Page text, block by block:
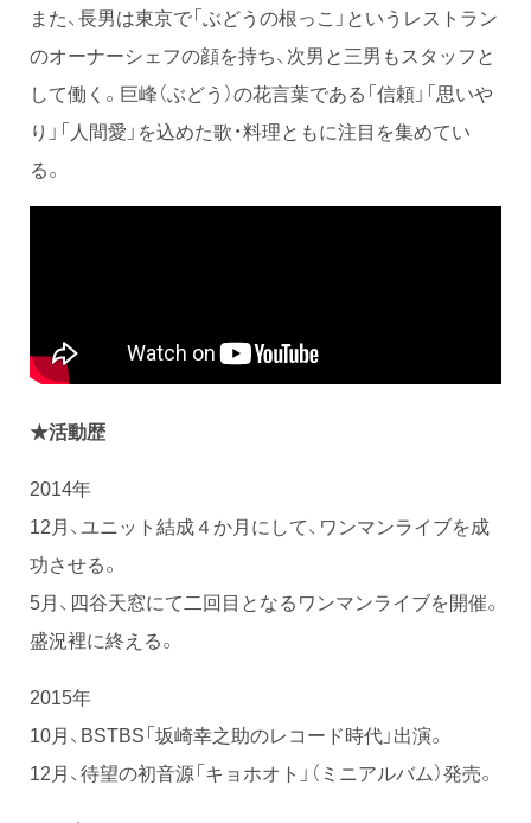
また、長男は東京で「ぶどうの根っこ」というレストラン
のオーナーシェフの顔を持ち、次男と三男もスタッフと
して働く。巨峰（ぶどう）の花言葉である「信頼」「思いや
り」「人間愛」を込めた歌・料理ともに注目を集めてい
る。
★活動歴
2014年
12月、ユニット結成４か月にして、ワンマンライブを成
功させる。
5月、四谷天窓にて二回目となるワンマンライブを開催。
盛況裡に終える。
2015年
10月、BSTBS「坂崎幸之助のレコード時代」出演。
12月、待望の初音源「キョホオト」（ミニアルバム）発売。